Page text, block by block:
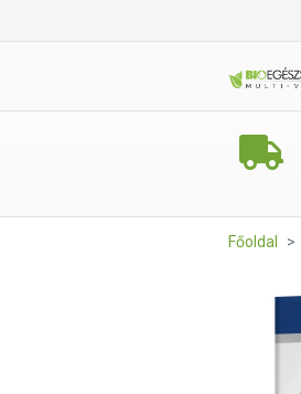
Főoldal